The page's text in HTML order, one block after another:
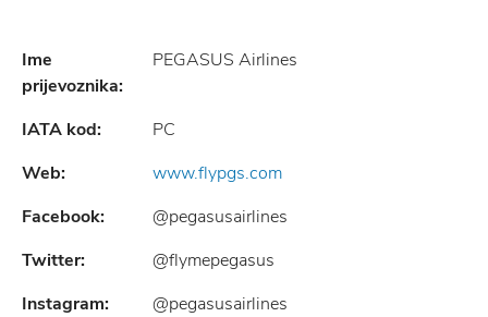
Ime
prijevoznika:
PEGASUS Airlines
IATA kod:
PC
Web:
www.flypgs.com
Facebook:
@pegasusairlines
Twitter:
@flymepegasus
Instagram:
@pegasusairlines